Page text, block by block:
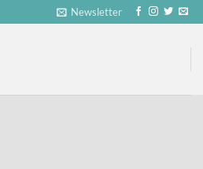
Newsletter